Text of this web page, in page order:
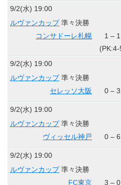
9/2(水) 19:00
ルヴァンカップ準々決勝
コンサドーレ札幌
1 – 1
(PK:4-
9/2(水) 19:00
ルヴァンカップ準々決勝
セレッソ大阪
0 – 3
9/2(水) 19:00
ルヴァンカップ準々決勝
ヴィッセル神戸
0 – 6
9/2(水) 19:00
ルヴァンカップ準々決勝
FC東京
3 – 0